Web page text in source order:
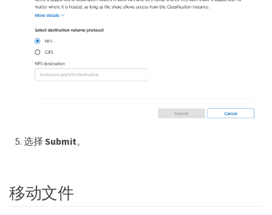
选择 Submit。
移动文件